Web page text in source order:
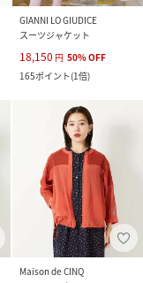
GIANNI LO GIUDICE
スーツジャケット
18,150 円 50%OFF
165ポイント(1倍)
Maison de CINQ